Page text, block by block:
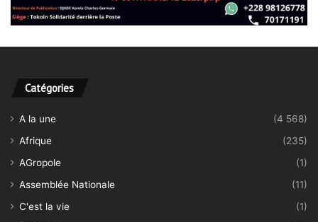
Catégories
A la une
(4 568)
Afrique
(235)
AGropole
(1)
Assemblée Nationale
(11)
C'est la vie
(1)